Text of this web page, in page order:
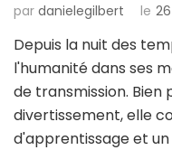
par danielegilbert le
Depuis la nuit des
l'humanité dans ses
de transmission. Bien
divertissement, elle
d'apprentissage et